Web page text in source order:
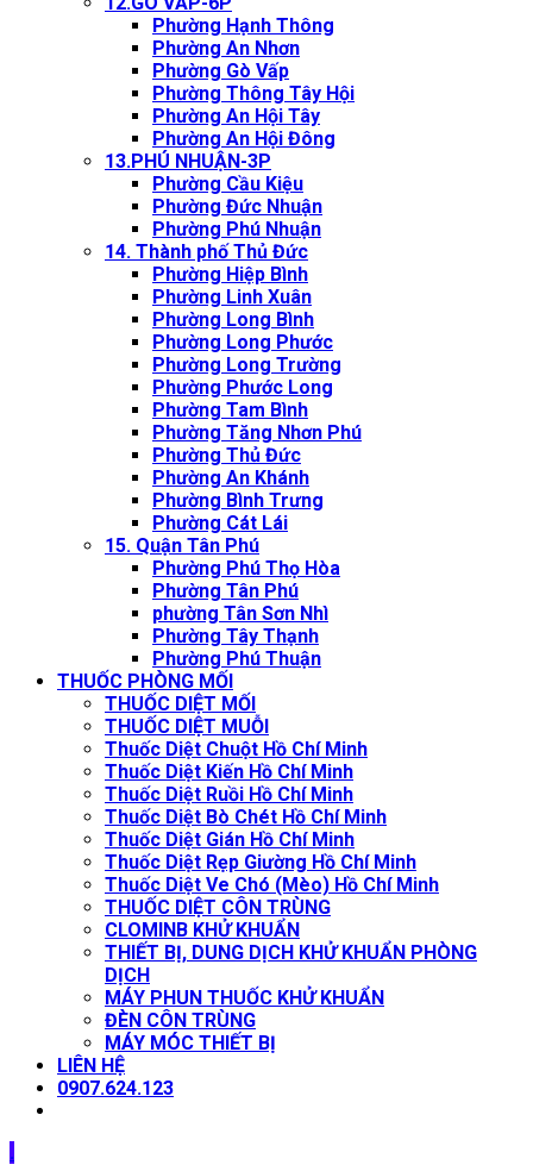
Phường Hạnh Thông
Phường An Nhơn
Phường Gò Vấp
Phường Thông Tây Hội
Phường An Hội Tây
Phường An Hội Đông
13.PHÚ NHUẬN-3P
Phường Cầu Kiệu
Phường Đức Nhuận
Phường Phú Nhuận
14. Thành phố Thủ Đức
Phường Hiệp Bình
Phường Linh Xuân
Phường Long Bình
Phường Long Phước
Phường Long Trường
Phường Phước Long
Phường Tam Bình
Phường Tăng Nhơn Phú
Phường Thủ Đức
Phường An Khánh
Phường Bình Trưng
Phường Cát Lái
15. Quận Tân Phú
Phường Phú Thọ Hòa
Phường Tân Phú
phường Tân Sơn Nhì
Phường Tây Thạnh
Phường Phú Thuận
THUỐC PHÒNG MỐI
THUỐC DIỆT MỐI
THUỐC DIỆT MUỖI
Thuốc Diệt Chuột Hồ Chí Minh
Thuốc Diệt Kiến Hồ Chí Minh
Thuốc Diệt Ruồi Hồ Chí Minh
Thuốc Diệt Bò Chét Hồ Chí Minh
Thuốc Diệt Gián Hồ Chí Minh
Thuốc Diệt Rẹp Giường Hồ Chí Minh
Thuốc Diệt Ve Chó (Mèo) Hồ Chí Minh
THUỐC DIỆT CÔN TRÙNG
CLOMINB KHỬ KHUẨN
THIẾT BỊ, DUNG DỊCH KHỬ KHUẨN PHÒNG
DỊCH
MÁY PHUN THUỐC KHỬ KHUẨN
ĐÈN CÔN TRÙNG
MÁY MÓC THIẾT BỊ
LIÊN HỆ
0907.624.123
.